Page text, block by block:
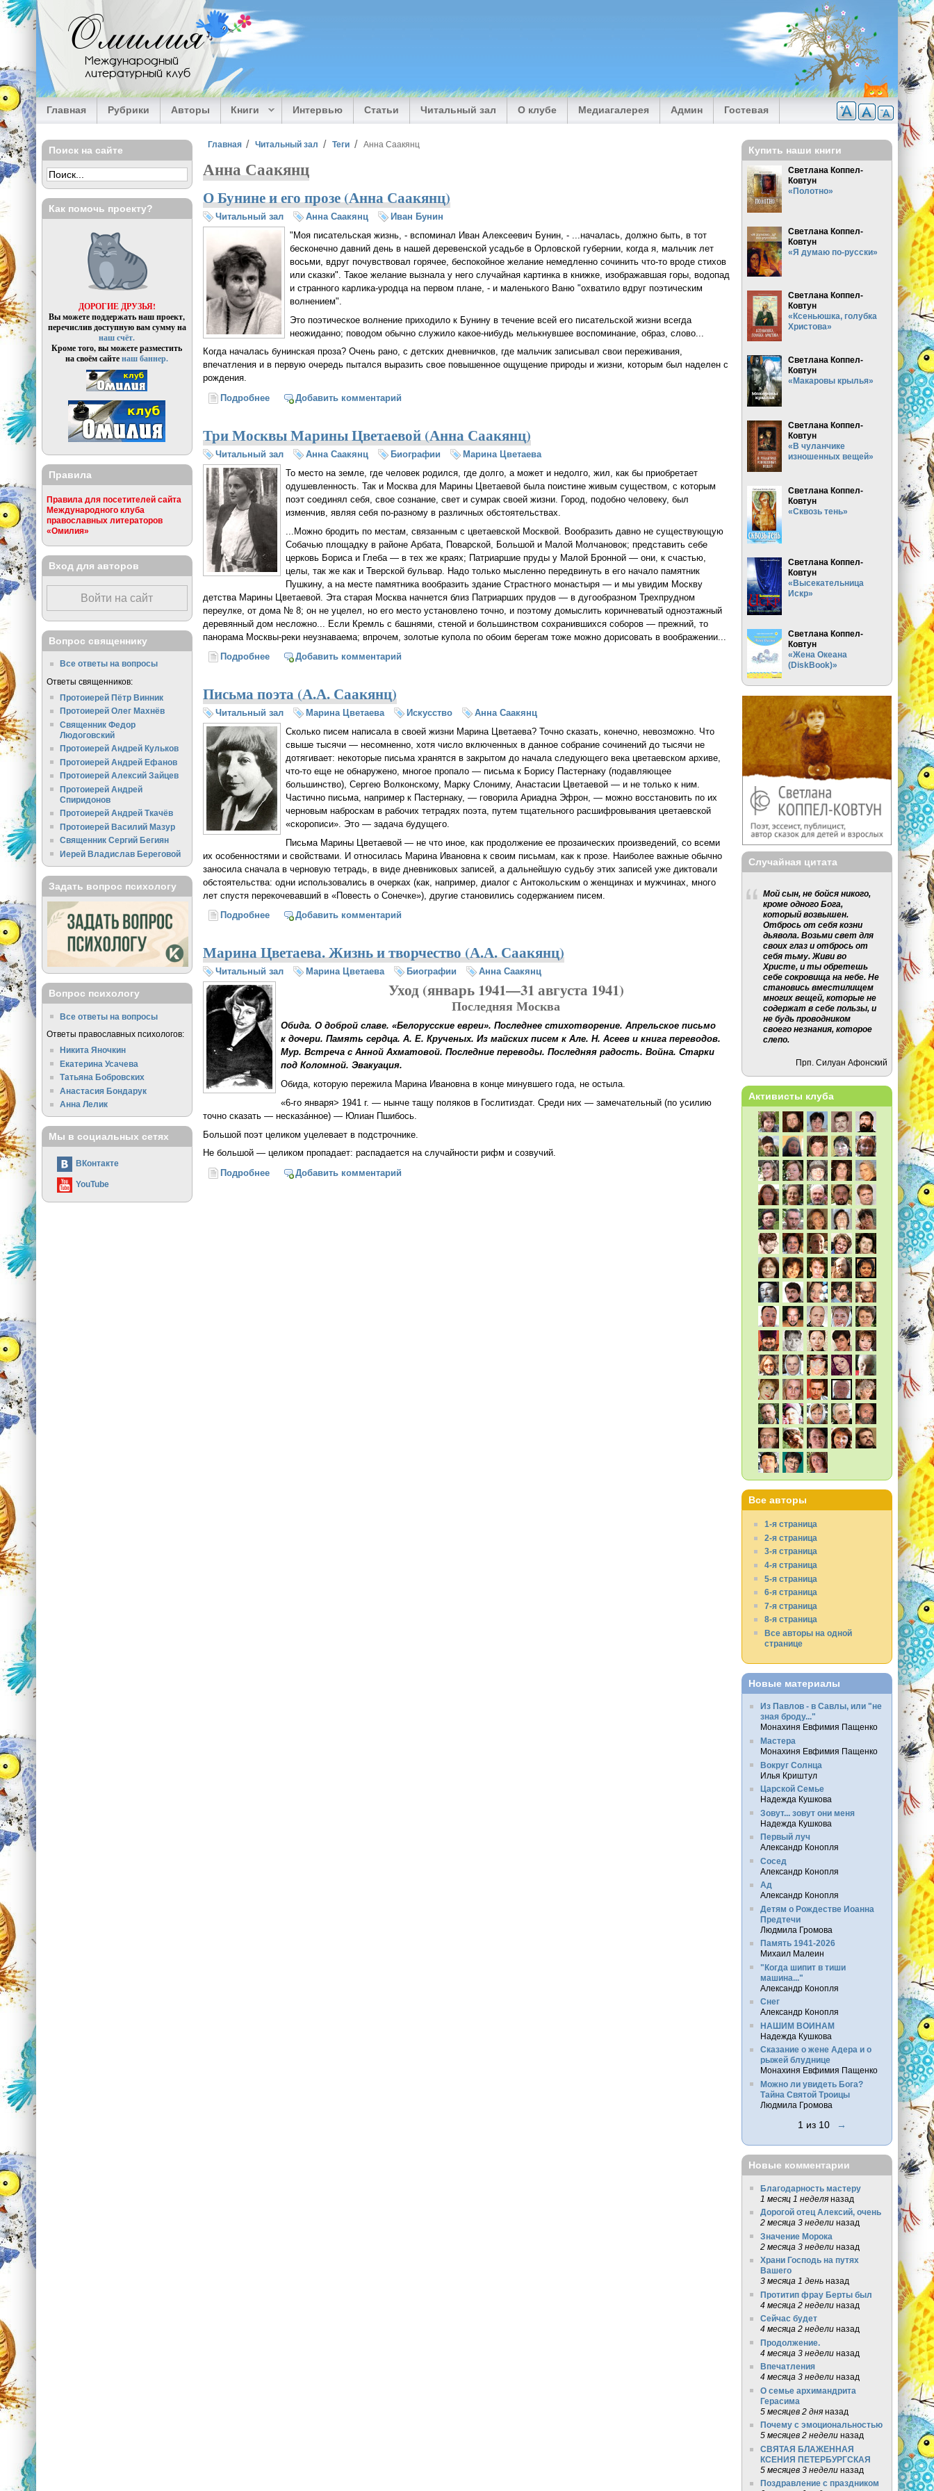
Перейти к основному содержанию
Омилия
Международный
литературный клуб
Главная Рубрики Авторы Книги Интервью Статьи Читальный зал О клубе Медиагалерея Админ Гостевая
Вы здесь
Главная Читальный зал Теги Анна Саакянц
Анна Саакянц
О Бунине и его прозе (Анна Саакянц)
Читальный зал Анна Саакянц
Иван Бунин
"Моя писательская жизнь, - вспоминал Иван Алексеевич Бунин, - ...началась, должно быть, в тот
бесконечно давний день в нашей деревенской усадьбе в Орловской губернии, когда я, мальчик лет
восьми, вдруг почувствовал горячее, беспокойное желание немедленно сочинить что-то вроде стихов
или сказки". Такое желание вызнала у него случайная картинка в книжке, изображавшая горы, водопад
и странного карлика-уродца на первом плане, - и маленького Ваню "охватило вдруг поэтическим
волнением".
Это поэтическое волнение приходило к Бунину в течение всей его писательской жизни всегда
неожиданно; поводом обычно служило какое-нибудь мелькнувшее воспоминание, образ, слово...
Когда началась бунинская проза? Очень рано, с детских дневничков, где мальчик записывал свои переживания,
впечатления и в первую очередь пытался выразить свое повышенное ощущение природы и жизни, которым был наделен с
рождения.
Подробнеео О Бунине и его прозе (Анна Саакянц)
Добавить комментарий
Три Москвы Марины Цветаевой (Анна Саакянц)
Читальный зал Анна Саакянц Биографии
Марина Цветаева
То место на земле, где человек родился, где долго, а может и недолго, жил, как бы приобретает
одушевленность. Так и Москва для Марины Цветаевой была поистине живым существом, с которым
поэт соединял себя, свое сознание, свет и сумрак своей жизни. Город, подобно человеку, был
изменчив, являя себя по-разному в различных обстоятельствах.
...Можно бродить по местам, связанным с цветаевской Москвой. Вообразить давно не существующую
Собачью площадку в районе Арбата, Поварской, Большой и Малой Молчановок; представить себе
церковь Бориса и Глеба — в тех же краях; Патриаршие пруды у Малой Бронной — они, к счастью,
целы, так же как и Тверской бульвар. Надо только мысленно передвинуть в его начало памятник
Пушкину, а на месте памятника вообразить здание Страстного монастыря — и мы увидим Москву
детства Марины Цветаевой. Эта старая Москва начнется близ Патриарших прудов — в дугообразном Трехпрудном
переулке, от дома № 8; он не уцелел, но его место установлено точно, и поэтому домыслить коричневатый одноэтажный
деревянный дом несложно... Если Кремль с башнями, стеной и большинством сохранившихся соборов — прежний, то
панорама Москвы-реки неузнаваема; впрочем, золотые купола по обоим берегам тоже можно дорисовать в воображении...
Подробнеео Три Москвы Марины Цветаевой (Анна Саакянц)
Добавить комментарий
Письма поэта (А.А. Саакянц)
Читальный зал Марина Цветаева Искусство
Анна Саакянц
Сколько писем написала в своей жизни Марина Цветаева? Точно сказать, конечно, невозможно. Что
свыше тысячи — несомненно, хотя число включенных в данное собрание сочинений до тысячи не
дотягивает: некоторые письма хранятся в закрытом до начала следующего века цветаевском архиве,
что-то еще не обнаружено, многое пропало — письма к Борису Пастернаку (подавляющее
большинство), Сергею Волконскому, Марку Слониму, Анастасии Цветаевой — и не только к ним.
Частично письма, например к Пастернаку, — говорила Ариадна Эфрон, — можно восстановить по их
черновым наброскам в рабочих тетрадях поэта, путем тщательного расшифровывания цветаевской
«скорописи». Это — задача будущего.
Письма Марины Цветаевой — не что иное, как продолжение ее прозаических произведений, со всеми
их особенностями и свойствами. И относилась Марина Ивановна к своим письмам, как к прозе. Наиболее важные обычно
заносила сначала в черновую тетрадь, в виде дневниковых записей, а дальнейшую судьбу этих записей уже диктовали
обстоятельства: одни использовались в очерках (как, например, диалог с Антокольским о женщинах и мужчинах, много
лет спустя перекочевавший в «Повесть о Сонечке»), другие становились содержанием писем.
Подробнеео Письма поэта (А.А. Саакянц)
Добавить комментарий
Марина Цветаева. Жизнь и творчество (А.А. Саакянц)
Читальный зал Марина Цветаева Биографии Анна Саакянц
Уход (январь 1941—31 августа 1941)
Последняя Москва
Обида. О доброй славе. «Белорусские евреи». Последнее стихотворение. Апрельское письмо
к дочери. Память сердца.А. Е. Крученых. Из майских писем к Але. Н. Асеев и книга переводов.
Мур. Встреча с Анной Ахматовой. Последние переводы. Последняя радость. Война. Старки
под Коломной. Эвакуация.
Обида, которую пережила Марина Ивановна в конце минувшего года, не остыла.
«6-го января> 1941 г. — нынче тащу поляков в Гослитиздат. Среди них — замечательный (по усилию
точно сказать — несказáнное) — Юлиан Пшибось.
Большой поэт целиком уцелевает в подстрочнике.
Не большой — целиком пропадает: распадается на случайности рифм и созвучий.
Подробнеео Марина Цветаева. Жизнь и творчество (А.А. Саакянц)
Добавить комментарий
Поиск на сайте
Как помочь проекту?
ДОРОГИЕ ДРУЗЬЯ!
Вы можете поддержать наш проект,
перечислив доступную вам сумму на
наш счёт.
Кроме того, вы можете разместить
на своём сайтенаш баннер.
Правила
Правила для посетителей сайта
Международного клуба
православных литераторов
«Омилия»
Вход для авторов
Войти на сайт
Вопрос священнику
Все ответы на вопросы
Ответы священников:
Протоиерей Пётр Винник
Протоиерей Олег Махнёв
Священник Федор
Людоговский
Протоиерей Андрей Кульков
Протоиерей Андрей Ефанов
Протоиерей Алексий Зайцев
Протоиерей Андрей
Спиридонов
Протоиерей Андрей Ткачёв
Протоиерей Василий Мазур
Священник Сергий Бегиян
Иерей Владислав Береговой
Задать вопрос психологу
Вопрос психологу
Все ответы на вопросы
Ответы православных психологов:
Никита Яночкин
Екатерина Усачева
Татьяна Бобровских
Анастасия Бондарук
Анна Лелик
Мы в социальных сетях
ВКонтакте
YouTube
Купить наши книги
Светлана Коппел-
Ковтун
«Полотно»
Светлана Коппел-
Ковтун
«Я думаю по-русски»
Светлана Коппел-
Ковтун
«Ксеньюшка, голубка
Христова»
Светлана Коппел-
Ковтун
«Макаровы крылья»
Светлана Коппел-
Ковтун
«В чуланчике
изношенных вещей»
Светлана Коппел-
Ковтун
«Сквозь тень»
Светлана Коппел-
Ковтун
«Высекательница
Искр»
Светлана Коппел-
Ковтун
«Жена Океана
(DiskBook)»
Случайная цитата
Мой сын, не бойся никого,
кроме одного Бога,
который возвышен.
Отбрось от себя козни
дьявола. Возьми свет для
своих глаз и отбрось от
себя тьму. Живи во
Христе, и ты обретешь
себе сокровища на небе. Не
становись вместилищем
многих вещей, которые не
содержат в себе пользы, и
не будь проводником
своего незнания, которое
слепо.
Прп. Силуан Афонский
Активисты клуба
Все авторы
1-я страница
2-я страница
3-я страница
4-я страница
5-я страница
6-я страница
7-я страница
8-я страница
Все авторы на одной
странице
Новые материалы
Из Павлов - в Савлы, или "не
зная броду..."
Монахиня Евфимия Пащенко
Мастера
Монахиня Евфимия Пащенко
Вокруг Солнца
Илья Криштул
Царской Семье
Надежда Кушкова
Зовут... зовут они меня
Надежда Кушкова
Первый луч
Александр Конопля
Сосед
Александр Конопля
Ад
Александр Конопля
Детям о Рождестве Иоанна
Предтечи
Людмила Громова
Память 1941-2026
Михаил Малеин
"Когда шипит в тиши
машина..."
Александр Конопля
Снег
Александр Конопля
НАШИМ ВОИНАМ
Надежда Кушкова
Сказание о жене Адера и о
рыжей блуднице
Монахиня Евфимия Пащенко
Можно ли увидеть Бога?
Тайна Святой Троицы
Людмила Громова
1 из 10 →
Новые комментарии
Благодарность мастеру
1 месяц 1 неделяназад
Дорогой отец Алексий, очень
2 месяца 3 неделиназад
Значение Морока
2 месяца 3 неделиназад
Храни Господь на путях
Вашего
3 месяца 1 деньназад
Протитип фрау Берты был
4 месяца 2 неделиназад
Сейчас будет
4 месяца 2 неделиназад
Продолжение.
4 месяца 3 неделиназад
Впечатления
4 месяца 3 неделиназад
О семье архимандрита
Герасима
5 месяцев 2 дняназад
Почему с эмоциональностью
5 месяцев 2 неделиназад
СВЯТАЯ БЛАЖЕННАЯ
КСЕНИЯ ПЕТЕРБУРГСКАЯ
5 месяцев 3 неделиназад
Поздравление с праздником